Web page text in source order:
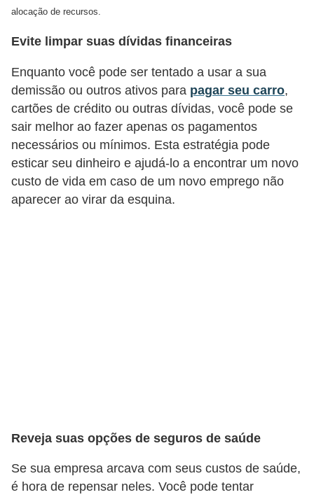
alocação de recursos.
Evite limpar suas dívidas financeiras
Enquanto você pode ser tentado a usar a sua
demissão ou outros ativos para pagar seu carro,
cartões de crédito ou outras dívidas, você pode se
sair melhor ao fazer apenas os pagamentos
necessários ou mínimos. Esta estratégia pode
esticar seu dinheiro e ajudá-lo a encontrar um novo
custo de vida em caso de um novo emprego não
aparecer ao virar da esquina.
Reveja suas opções de seguros de saúde
Se sua empresa arcava com seus custos de saúde,
é hora de repensar neles. Você pode tentar
d
a
N
e
o
c
i
ç
P